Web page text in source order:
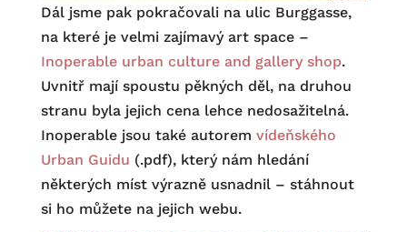
Dál jsme pak pokračovali na ulic Burggasse,
na které je velmi zajímavý art space –
Inoperable urban culture and gallery shop.
Uvnitř mají spoustu pěkných děl, na druhou
stranu byla jejich cena lehce nedosažitelná.
Inoperable jsou také autorem vídeňského
Urban Guidu (.pdf), který nám hledání
některých míst výrazně usnadnil – stáhnout
si ho můžete na jejich webu.